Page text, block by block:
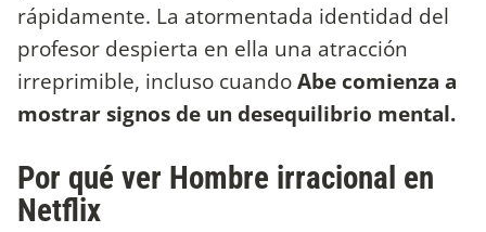
rápidamente. La atormentada identidad del
profesor despierta en ella una atracción
irreprimible, incluso cuandoAbe comienza a
mostrar signos de un desequilibrio mental.
Por qué ver Hombre irracional en
Netflix